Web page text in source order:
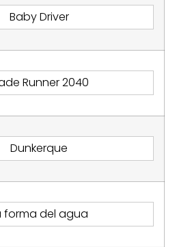
Baby Driver
Runner 2040
Dunkerque
forma del agua